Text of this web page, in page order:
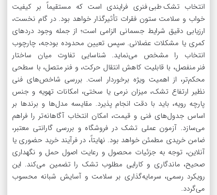
انتخاب تشک طبی فنری فرایندی است که مستقیماً بر کیفیت
خواب و سلامت ستون فقرات تأثیرگذار خواهد بود. در گام نخست،
ارزیابی دقیق شرایط جسمانی الزامی است؛ از جمله وجود دردهای
کمری یا مشکلات عضلانی. سپس تعیین محدوده بودجه، چارچوب
انتخاب را مشخص می‌نماید. شناسایی تفاوت میان ساختار
فنر منفصل، با قابلیت کاهش انتقال حرکت، و فنر متصل، با سطحی
محکم‌تر، از اهمیت ویژه برخوردار است. بررسی شاخص‌های فنی
نظیر ارتفاع تشک، میزان نرمی یا سختی، امکانات تهویه و جنس
پارچه رویه، باید با دقت انجام پذیرد. مقایسه مدل‌ها و برندها بر
اساس جدول‌های فنی و قیمت، امکان انتخاب آگاهانه‌تر را فراهم
می‌سازد. آزمون عملی تشک در فروشگاه و بررسی گارانتی معتبر،
ضامن خریدی مطمئن خواهد بود. نهایتاً، در فرآیند خرید حضوری یا
آنلاین، توجه به جزئیات محصول و رعایت اصول حمل و نگهداری
صحیح، ماندگاری و کارایی مطلوب تشک را تضمین می‌کند. این
رویکرد رسمی، سرمایه‌گذاری بر سلامت و آسایش شبانه محسوب
می‌گردد.